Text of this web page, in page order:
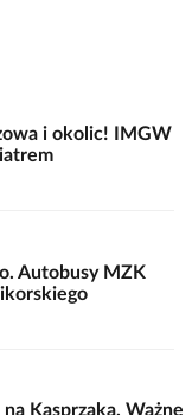
i okolic! IMGW
Autobusy MZK
Kasprzaka. Ważne